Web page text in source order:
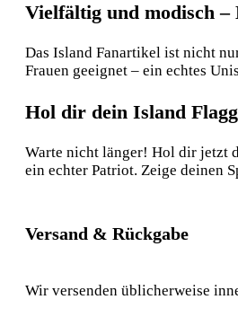
Vielfältig und modisch
Das Island Fanartikel ist nicht
Frauen geeignet – ein echtes
Hol dir dein Island
Warte nicht länger! Hol dir jetzt
ein echter Patriot. Zeige deinen
Versand & Rückgabe
Wir versenden üblicherweise